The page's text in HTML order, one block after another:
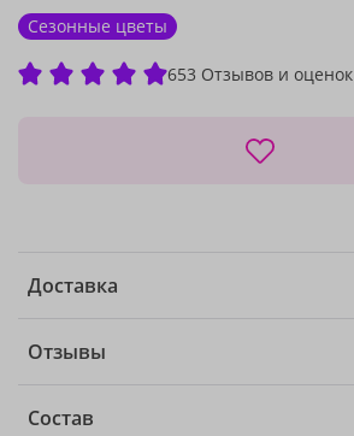
Сезонные цветы
653 Отзывов и оценок
Доставка
Отзывы
Состав